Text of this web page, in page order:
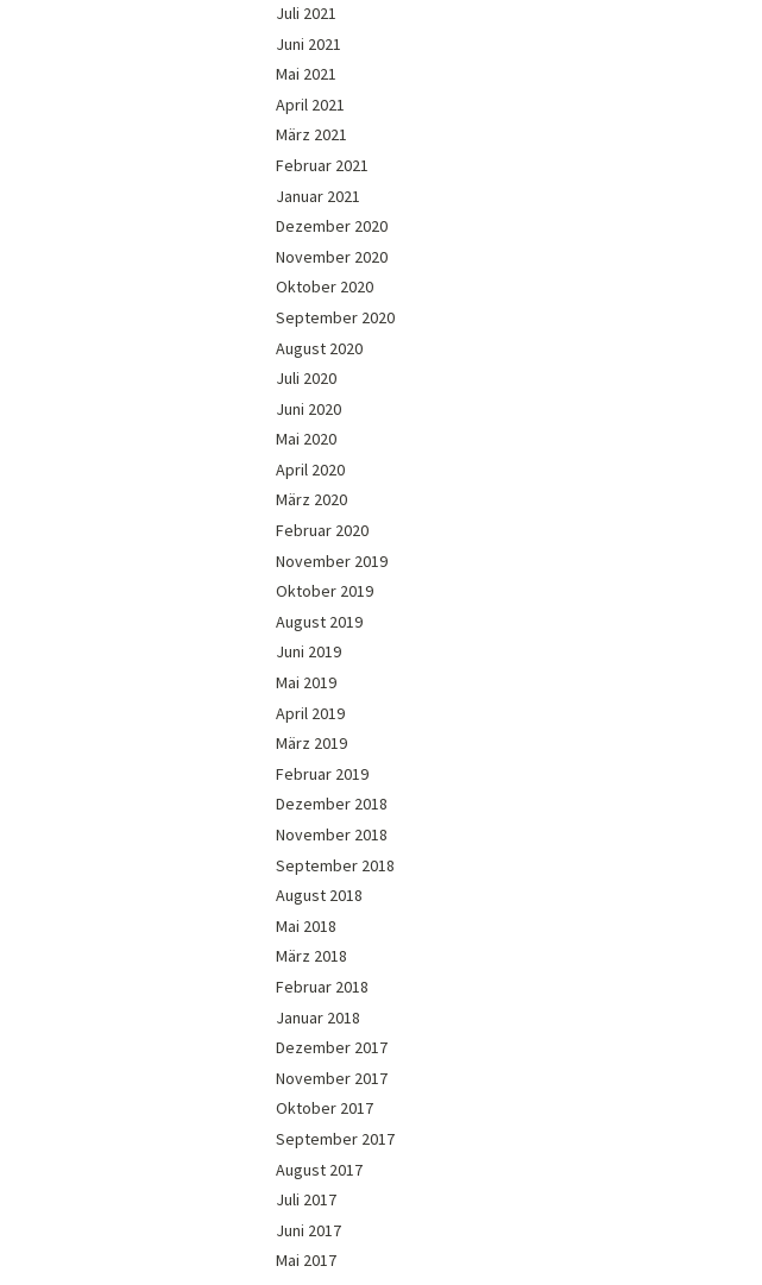
Juli 2021
Juni 2021
Mai 2021
April 2021
März 2021
Februar 2021
Januar 2021
Dezember 2020
November 2020
Oktober 2020
September 2020
August 2020
Juli 2020
Juni 2020
Mai 2020
April 2020
März 2020
Februar 2020
November 2019
Oktober 2019
August 2019
Juni 2019
Mai 2019
April 2019
März 2019
Februar 2019
Dezember 2018
November 2018
September 2018
August 2018
Mai 2018
März 2018
Februar 2018
Januar 2018
Dezember 2017
November 2017
Oktober 2017
September 2017
August 2017
Juli 2017
Juni 2017
Mai 2017